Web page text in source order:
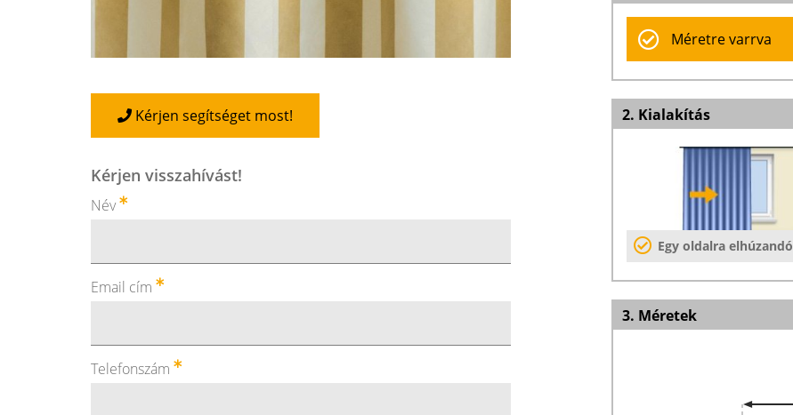
Kérjen segítséget most!
Kérjen visszahívást!
Név
Email cím
Telefonszám
Méretre varrva
2. Kialakítás
Egy oldalra elhúzandó
3. Méretek